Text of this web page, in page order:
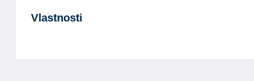
Vlastnosti